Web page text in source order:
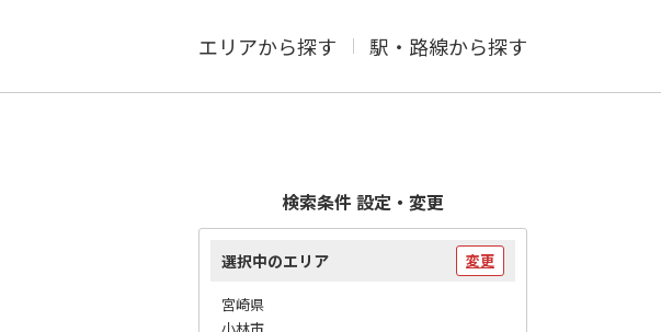
エリアから探す 駅・路線から探す
検索条件 設定・変更
選択中のエリア 変更
宮崎県